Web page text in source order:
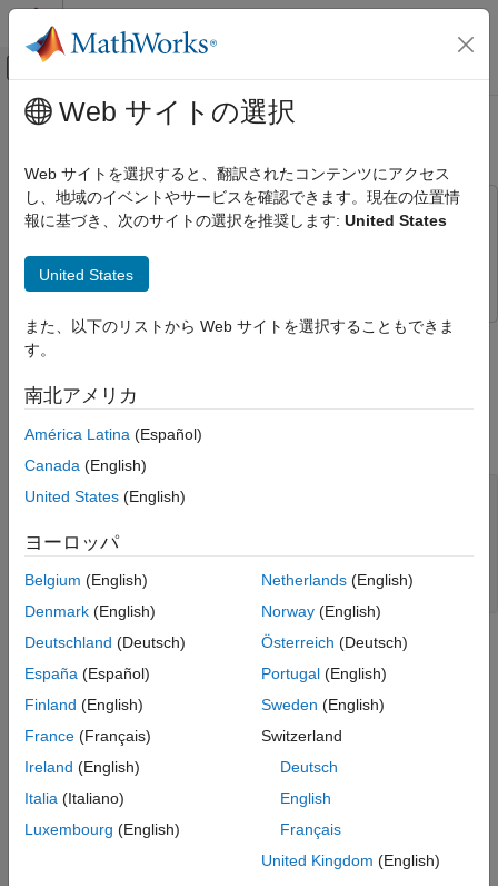
コンテンツへスキップ
オフキャンバス ナビゲーション メ
ドキュメンテーションのホーム
RF Blockset
Equivalent Baseband Simulation
ON THIS PAGE
Example Model
See Also
メインコンテンツ
Cascaded RF Systems
This example uses:
RF Blockset
This model shows how to use blocks from the RF Blockset™
Equivalent Baseband library to build cascaded RF systems.
Example Model
Fig. 1 Example model of cascaded RF systems:
ans =
  logical
   1
Web サイトの選択
Web サイトを選択すると、翻訳されたコンテンツにアクセス
し、地域のイベントやサービスを確認できます。現在の位置情
報に基づき、次のサイトの選択を推奨します: United States
United States
また、以下のリストから Web サイトを選択することもできま
す。
南北アメリカ
América Latina (Español)
Canada (English)
United States (English)
ヨーロッパ
Belgium (English)
Denmark (English)
Deutschland (Deutsch)
España (Español)
Finland (English)
France (Français)
Ireland (English)
Italia (Italiano)
Luxembourg (English)
Netherlands(English)
Norway(English)
Österreich (Deutsch)
Portugal(English)
Sweden (English)
Switzerland
Deutsch
English
Français
United Kingdom (English)